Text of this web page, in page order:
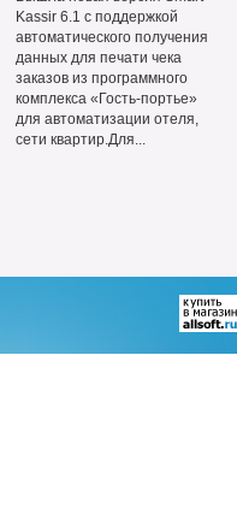
Kassir 6.1 с поддержкой
автоматического получения
данных для печати чека
заказов из программного
комплекса «Гость-портье»
для автоматизации отеля,
сети квартир.Для...